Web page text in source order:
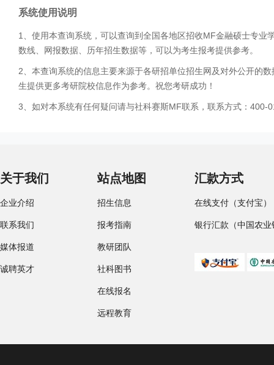
系统使用说明
1、使用本查询系统，可以查询到全国各地区招收MF金融硕士专
数线、网报数据、历年招生数据等，可以为考生报考提供参考。
2、本查询系统的信息主要来源于各研招单位招生网及对外公开的
生提供更多考研院校信息作为参考。祝您考研成功！
3、如对本系统有任何疑问请与社科赛斯MF联系，联系方式：400-
关于我们
企业介绍
联系我们
媒体报道
诚聘英才
站点地图
招生信息
报考指南
教研团队
社科图书
在线报名
远程教育
汇款方式
在线支付（支付宝）
银行汇款（中国农业